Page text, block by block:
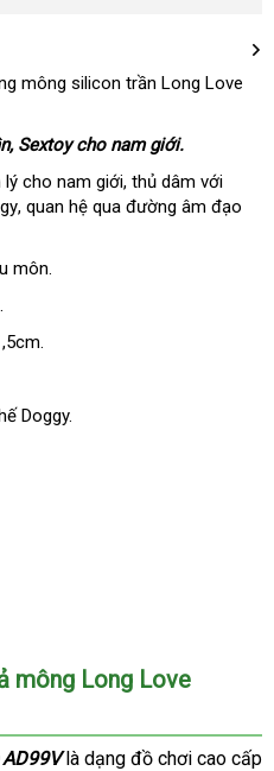
mông silicon trần Long Love
nhận
xét
, Sextoy cho nam giới.
lý cho nam giớiĐức
, thủ dâm lấy
hàng
với
dễ
, quan hệ qua đường âm đạo
môn.
Doggy.
mông Long Love
là dạng đồ chơi cao cấp